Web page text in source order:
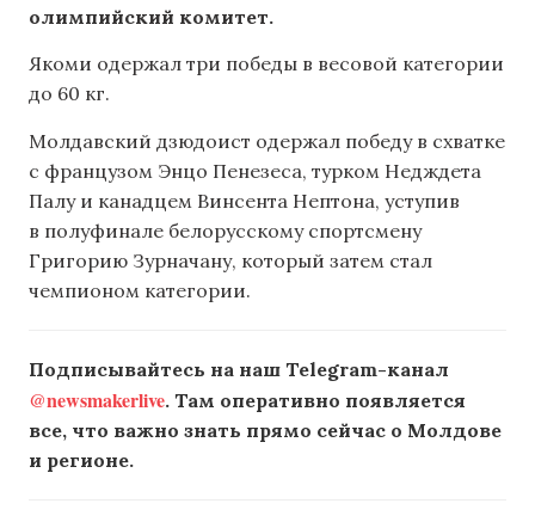
олимпийский комитет.
Якоми одержал три победы в весовой категории
до 60 кг.
Молдавский дзюдоист одержал победу в схватке
с французом Энцо Пенезеса, турком Недждета
Палу и канадцем Винсента Нептона, уступив
в полуфинале белорусскому спортсмену
Григорию Зурначану, который затем стал
чемпионом категории.
Подписывайтесь на наш Telegram-канал
@newsmakerlive. Там оперативно появляется
все, что важно знать прямо сейчас о Молдове
и регионе.